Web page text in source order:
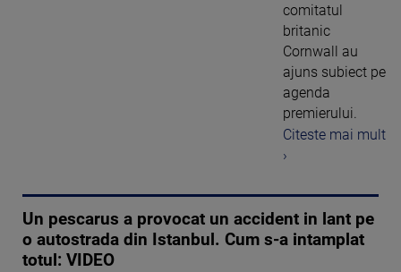
comitatul
britanic
Cornwall au
ajuns subiect pe
agenda
premierului.
Citeste mai mult
›
Un pescarus a provocat un accident in lant pe
o autostrada din Istanbul. Cum s-a intamplat
totul: VIDEO